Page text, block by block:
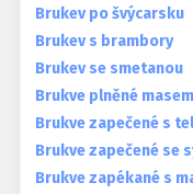
Brukev po švýcarsku
Brukev s brambory
Brukev se smetanou
Brukve plněné
Brukve zapečené s
Brukve zapečené se
Brukve zapékané s